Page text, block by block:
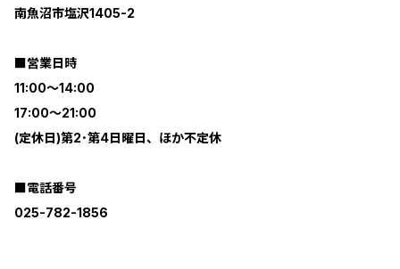
南魚沼市塩沢1405-2
■営業日時
11:00～14:00
17:00～21:00
(定休日)第2･第4日曜日、ほか不定休
■電話番号
025-782-1856